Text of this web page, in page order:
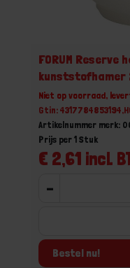
FORUM Reserve
kunststofhamer
Niet op voorraad,
Gtin:
Artikelnummer merk:
€ 2,61 incl.
Prijs per 1 Stuk
-
Bestel nu!